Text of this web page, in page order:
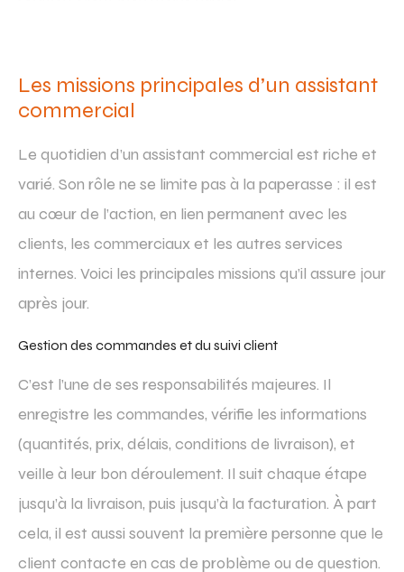
Les missions principales d’un assistant
commercial
Le quotidien d’un assistant commercial est riche et
varié. Son rôle ne se limite pas à la paperasse : il est
au cœur de l’action, en lien permanent avec les
clients, les commerciaux et les autres services
internes. Voici les principales missions qu’il assure jour
après jour.
Gestion des commandes et du suivi client
C’est l’une de ses responsabilités majeures. Il
enregistre les commandes, vérifie les informations
(quantités, prix, délais, conditions de livraison), et
veille à leur bon déroulement. Il suit chaque étape
jusqu’à la livraison, puis jusqu’à la facturation. À part
cela, il est aussi souvent la première personne que le
client contacte en cas de problème ou de question.